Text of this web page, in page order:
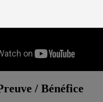
/ Bénéfice